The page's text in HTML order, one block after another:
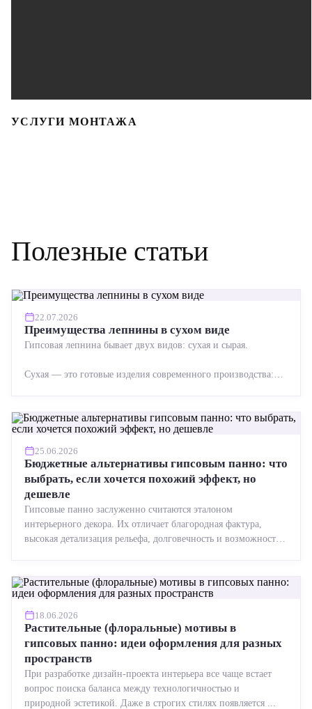
УСЛУГИ МОНТАЖА
Полезные статьи
22.07.2026
Преимущества лепнины в сухом виде
Гипсовая лепнина бывает двух видов: сухая и сырая.
Сухая — это готовые изделия современного производства:
25.06.2026
Бюджетные альтернативы гипсовым панно: что
выбрать, если хочется похожий эффект, но
дешевле
Гипсовые панно заслуженно считаются эталоном
интерьерного декора. Их отличает благородная фактура,
высокая детализация рельефа, долговечность и возможность
18.06.2026
Растительные (флоральные) мотивы в
гипсовых панно: идеи оформления для разных
пространств
При разработке дизайн-проекта интерьера все чаще встает
вопрос поиска баланса между технологичностью и
природной эстетикой. Даже в строгих стилях появляется ...